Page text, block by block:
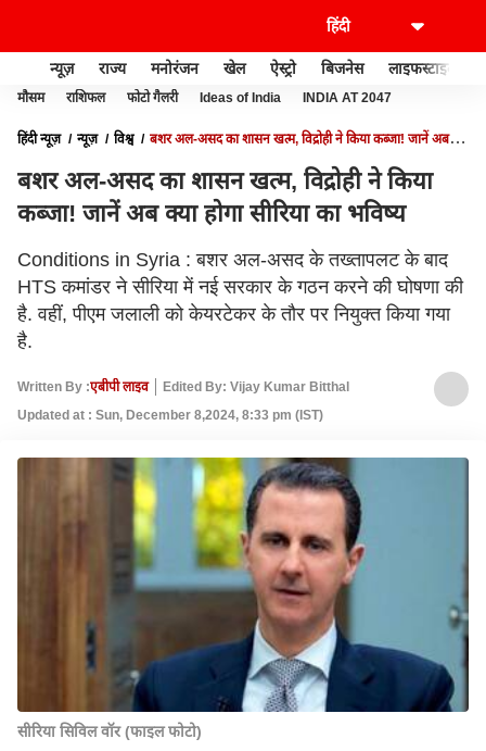
न्यूज़ राज्य मनोरंजन खेल ऐस्ट्रो बिजनेस लाइफस्टाइल
मौसम राशिफल फोटो गैलरी Ideas of India INDIA AT 2047
हिंदी न्यूज़ न्यूज़ विश्व
बशर अल-असद का शासन खत्म, विद्रोही ने किया कब्जा! जानें अब
बशर अल-असद का शासन खत्म, विद्रोही ने किया
कब्जा! जानें अब क्या होगा सीरिया का भविष्य
Conditions in Syria : बशर अल-असद के तख्तापलट के बाद
HTS कमांडर ने सीरिया में नई सरकार के गठन करने की घोषणा की
है. वहीं, पीएम जलाली को केयरटेकर के तौर पर नियुक्त किया गया
है.
Written By :एबीपी लाइव
Edited By: Vijay Kumar Bitthal
Updated at : Sun, December 8,2024, 8:33 pm (IST)
सीरिया सिविल वॉर (फाइल फोटो)